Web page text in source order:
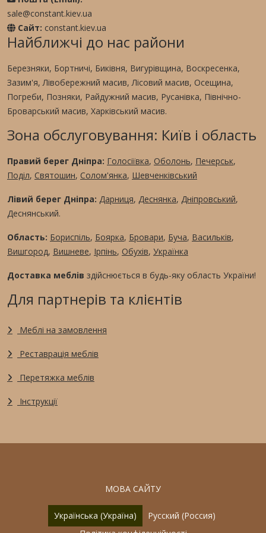
sale@constant.kiev.ua
Сайт: constant.kiev.ua
Найближчі до нас райони
Березняки, Бортничі, Биківня, Вигурівщина, Воскресенка,
Зазим'я, Лівобережний масив, Лісовий масив, Осещина,
Погреби, Позняки, Райдужний масив, Русанівка, Північно-
Броварський масив, Харківський масив.
Зона обслуговування: Київ і область
Правий берег Дніпра: Голосіївка, Оболонь, Печерськ,
Поділ, Святошин, Солом'янка, Шевченківський
Лівий берег Дніпра: Дарниця, Деснянка, Дніпровський,
Деснянський.
Область: Бориспіль, Боярка, Бровари, Буча, Васильків,
Вишгород, Вишневе, Ірпінь, Обухів, Українка
Доставка меблів здійснюється в будь-яку область України!
Для партнерів та клієнтів
Меблі на замовлення
Реставрація меблів
Перетяжка меблів
Інструкції
МОВА САЙТУ
Оберіть свою мовуУкраїнська (Україна)
Русский (Россия)